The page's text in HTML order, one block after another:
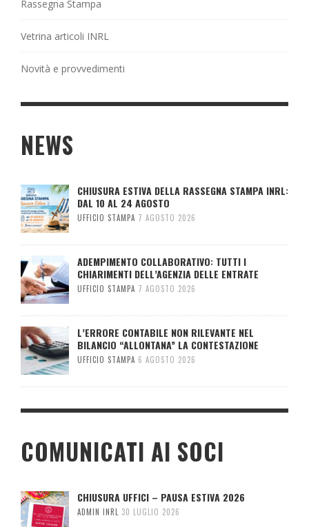
Rassegna Stampa
Vetrina articoli INRL
Novità e provvedimenti
NEWS
CHIUSURA ESTIVA DELLA RASSEGNA STAMPA INRL:
DAL 10 AL 24 AGOSTO
UFFICIO STAMPA 7 AGOSTO 2026
ADEMPIMENTO COLLABORATIVO: TUTTI I
CHIARIMENTI DELL’AGENZIA DELLE ENTRATE
UFFICIO STAMPA 7 AGOSTO 2026
L’ERRORE CONTABILE NON RILEVANTE NEL
BILANCIO “ALLONTANA” LA CONTESTAZIONE
UFFICIO STAMPA 6 AGOSTO 2026
COMUNICATI AI SOCI
CHIUSURA UFFICI – PAUSA ESTIVA 2026
ADMIN INRL 30 LUGLIO 2026